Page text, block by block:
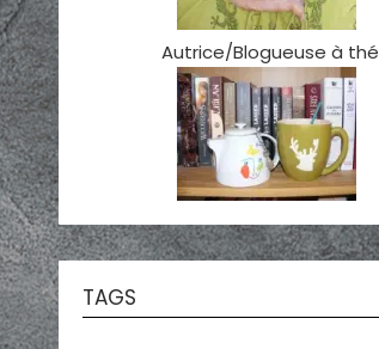
Autrice/Blogueuse à thé
TAGS